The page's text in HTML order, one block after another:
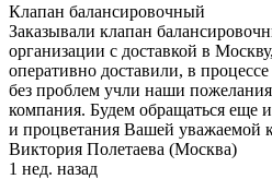
Клапан балансировочный
Заказывали клапан
организации с доставкой в
оперативно доставили, в
без проблем учли наши
компания. Будем обращаться еще
и процветания Вашей уважаемой
Виктория Полетаева (Москва)
1 нед. назад